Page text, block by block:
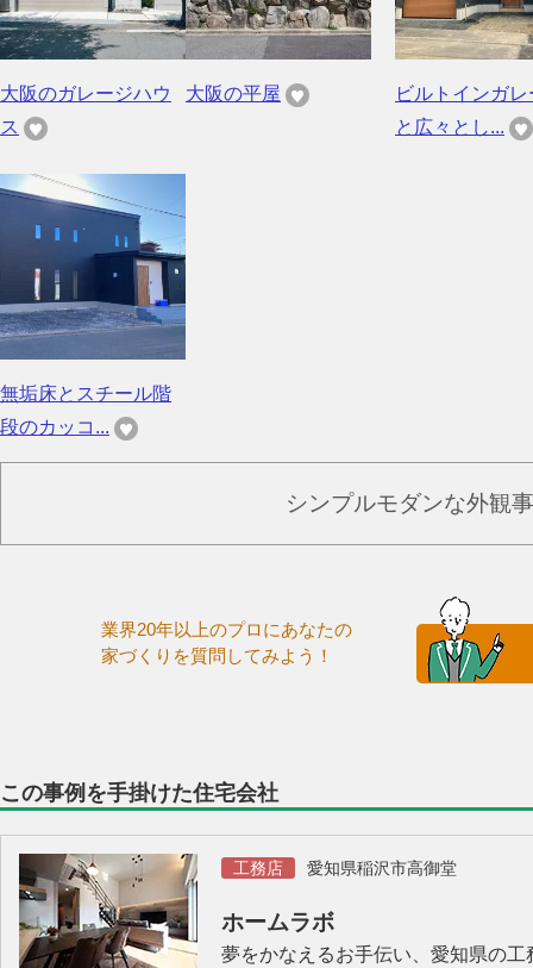
大阪のガレージハウ
ス
大阪の平屋
ビルトインガレ
と広々とし...
無垢床とスチール階
段のカッコ...
シンプルモダンな外観
業界20年以上のプロにあなたの
家づくりを質問してみよう！
この事例を手掛けた住宅会社
工務店 愛知県稲沢市高御堂
ホームラボ
夢をかなえるお手伝い、愛知県の工